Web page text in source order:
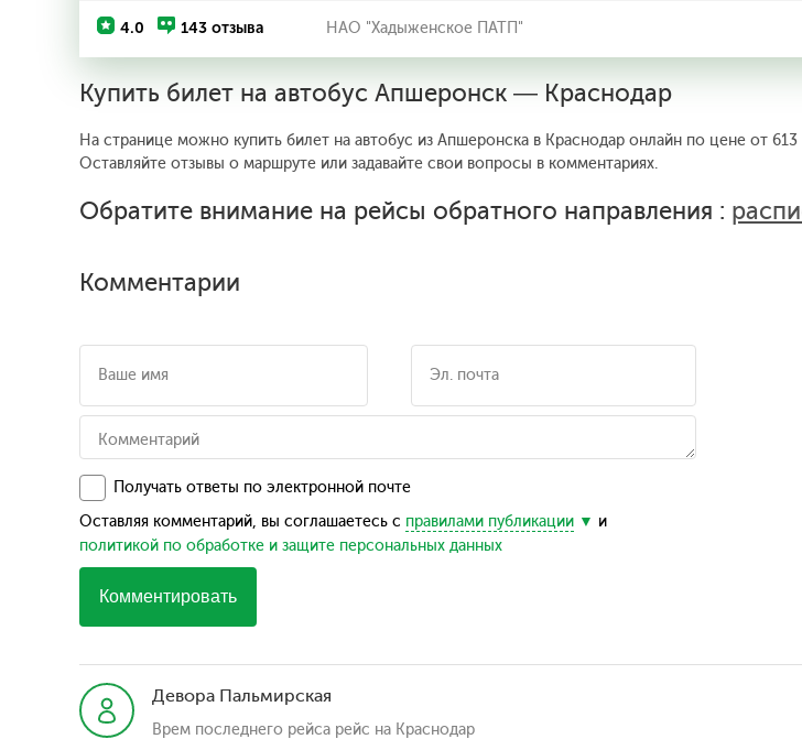
4.0 143 отзыва НАО "Хадыженское ПАТП"
Купить билет на автобус Апшеронск — Краснодар
На странице можно купить билет на автобус из Апшеронска в Краснодар онлайн по цене от
Оставляйте отзывы о маршруте или задавайте свои вопросы в комментариях.
Обратите внимание на рейсы обратного направления :
Комментарии
Получать ответы по электронной почте
Оставляя комментарий, вы соглашаетесь с правилами публикации
и
политикой по обработке и защите персональных данных
Комментировать
Девора Пальмирская
Врем последнего рейса рейс на Краснодар